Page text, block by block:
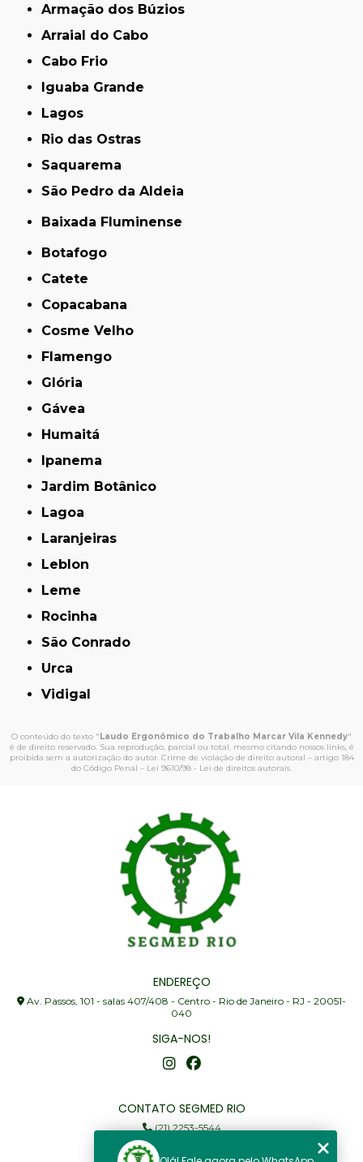
Armação dos Búzios
Arraial do Cabo
Cabo Frio
Iguaba Grande
Lagos
Rio das Ostras
Saquarema
São Pedro da Aldeia
Baixada Fluminense
Botafogo
Catete
Copacabana
Cosme Velho
Flamengo
Glória
Gávea
Humaitá
Ipanema
Jardim Botânico
Lagoa
Laranjeiras
Leblon
Leme
Rocinha
São Conrado
Urca
Vidigal
O conteúdo do texto "Laudo Ergonômico do Trabalho Marcar Vila Kennedy"
é de direito reservado. Sua reprodução, parcial ou total, mesmo citando nossos links, é
proibida sem a autorização do autor. Crime de violação de direito autoral – artigo 184
do Código Penal – Lei 9610/98 - Lei de direitos autorais.
ENDEREÇO
Av. Passos, 101 - salas 407/408 - Centro - Rio de Janeiro - RJ - 20051-
040
SIGA-NOS!
CONTATO SEGMED RIO
(21) 2253-5544
(21) 97905-3352